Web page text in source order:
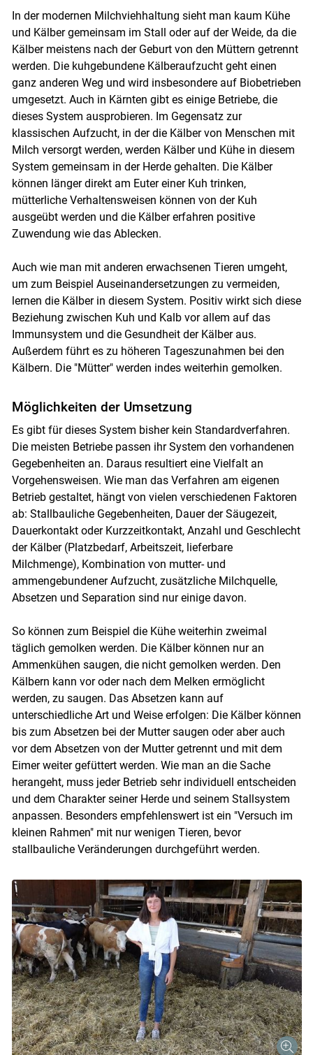
Skip to main content
In der modernen Milchviehhaltung sieht man kaum Kühe
und Kälber gemeinsam im Stall oder auf der Weide, da die
Kälber meistens nach der Geburt von den Müttern getrennt
werden. Die kuhgebundene Kälberaufzucht geht einen
ganz anderen Weg und wird insbesondere auf Biobetrieben
umgesetzt. Auch in Kärnten gibt es einige Betriebe, die
dieses System ausprobieren. Im Gegensatz zur
klassischen Aufzucht, in der die Kälber von Menschen mit
Milch versorgt werden, werden Kälber und Kühe in diesem
System gemeinsam in der Herde gehalten. Die Kälber
können länger direkt am Euter einer Kuh trinken,
mütterliche Verhaltensweisen können von der Kuh
ausgeübt werden und die Kälber erfahren positive
Zuwendung wie das Ablecken.
Auch wie man mit anderen erwachsenen Tieren umgeht,
um zum Beispiel Auseinandersetzungen zu vermeiden,
lernen die Kälber in diesem System. Positiv wirkt sich diese
Beziehung zwischen Kuh und Kalb vor allem auf das
Immunsystem und die Gesundheit der Kälber aus.
Außerdem führt es zu höheren Tageszunahmen bei den
Kälbern. Die "Mütter" werden indes weiterhin gemolken.
Möglichkeiten der Umsetzung
Es gibt für dieses System bisher kein Standardverfahren.
Die meisten Betriebe passen ihr System den vorhandenen
Gegebenheiten an. Daraus resultiert eine Vielfalt an
Vorgehensweisen. Wie man das Verfahren am eigenen
Betrieb gestaltet, hängt von vielen verschiedenen Faktoren
ab: Stallbauliche Gegebenheiten, Dauer der Säugezeit,
Dauerkontakt oder Kurzzeitkontakt, Anzahl und Geschlecht
der Kälber (Platzbedarf, Arbeitszeit, lieferbare
Milchmenge), Kombination von mutter- und
ammengebundener Aufzucht, zusätzliche Milchquelle,
Absetzen und Separation sind nur einige davon.
So können zum Beispiel die Kühe weiterhin zweimal
täglich gemolken werden. Die Kälber können nur an
Ammenkühen saugen, die nicht gemolken werden. Den
Kälbern kann vor oder nach dem Melken ermöglicht
werden, zu saugen. Das Absetzen kann auf
unterschiedliche Art und Weise erfolgen: Die Kälber können
bis zum Absetzen bei der Mutter saugen oder aber auch
vor dem Absetzen von der Mutter getrennt und mit dem
Eimer weiter gefüttert werden. Wie man an die Sache
herangeht, muss jeder Betrieb sehr individuell entscheiden
und dem Charakter seiner Herde und seinem Stallsystem
anpassen. Besonders empfehlenswert ist ein "Versuch im
kleinen Rahmen" mit nur wenigen Tieren, bevor
stallbauliche Veränderungen durchgeführt werden.